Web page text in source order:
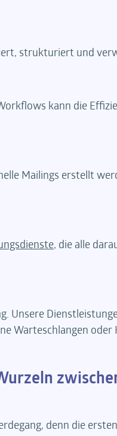
strukturiert und
kann die
Mailings erstellt
, die alle
Unsere
Warteschlangen oder
denn die